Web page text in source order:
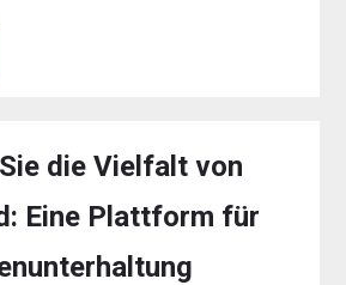
die Vielfalt von
Eine Plattform für